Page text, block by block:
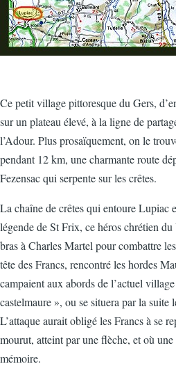
Ce petit village pittoresque du Gers,
sur un plateau élevé, à la ligne de
l’Adour. Plus prosaïquement, on le
pendant 12 km, une charmante route
Fezensac qui serpente sur les crêtes.
La chaîne de crêtes qui entoure Lupiac
légende de St Frix, ce héros chrétien
bras à Charles Martel pour combattre
tête des Francs, rencontré les hordes
campaient aux abords de l’actuel
castelmaure », ou se situera par la suite
L’attaque aurait obligé les Francs à se
mourut, atteint par une flèche, et où
mémoire.